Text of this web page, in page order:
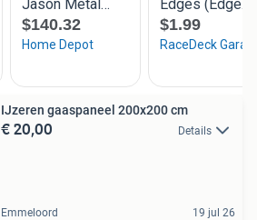
IJzeren gaaspaneel 200x200 cm
€ 20,00 Details
Emmeloord 19 jul 26